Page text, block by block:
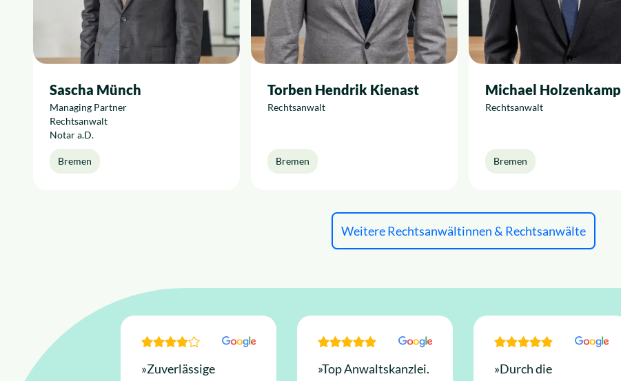
Sascha Münch
Managing Partner
Rechtsanwalt
Notar a.D.
Bremen
Torben Hendrik Kienast
Rechtsanwalt
Bremen
Michael Holzenkamp
Rechtsanwalt
Bremen
Weitere Rechtsanwältinnen & Rechtsanwälte
»Zuverlässige
»Top Anwaltskanzlei.
»Durch die